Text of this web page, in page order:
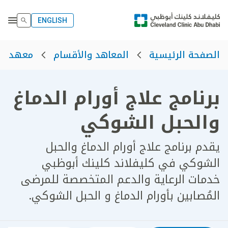
ENGLISH
الصفحة الرئيسية المعاهد والأقسام معهد
برنامج علاج أورام الدماغ
والحبل الشوكي
يقدم برنامج علاج أورام الدماغ والحبل
الشوكي في كليفلاند كلينك أبوظبي
خدمات الرعاية والدعم المتخصصة للمرضى
المُصابين بأورام الدماغ و الحبل الشوكي.